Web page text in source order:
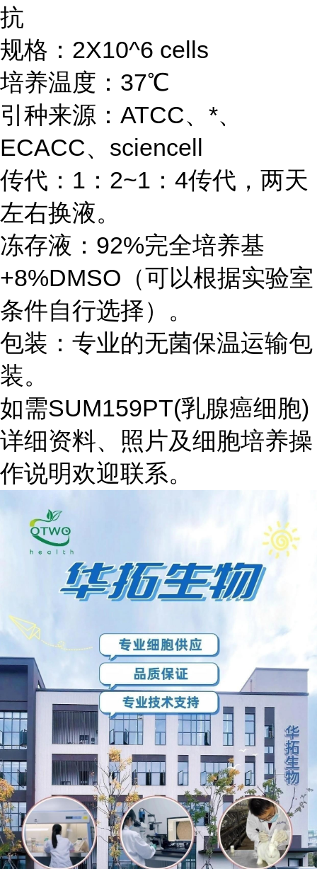
抗
规格：2X10^6 cells
培养温度：37℃
引种来源：ATCC、*、
ECACC、sciencell
传代：1：2~1：4传代，两天
左右换液。
冻存液：92%完全培养基
+8%DMSO（可以根据实验室
条件自行选择）。
包装：专业的无菌保温运输包
装。
如需SUM159PT(乳腺癌细胞)
详细资料、照片及细胞培养操
作说明欢迎联系。